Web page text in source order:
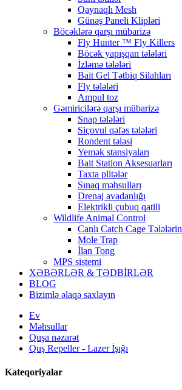
Qaynaqlı Mesh
Günəş Paneli Klipləri
Böcəklərə qarşı mübarizə
Fly Hunter ™ Fly Killers
Böcək yapışqan tələləri
İzləmə tələləri
Bait Gel Tətbiq Silahları
Fly tələləri
Ampul toz
Gəmiricilərə qarşı mübarizə
Snap tələləri
Siçovul qəfəs tələləri
Rondent tələsi
Yemək stansiyaları
Bait Station Aksesuarları
Taxta plitələr
Sınaq məhsulları
Drenaj avadanlığı
Elektrikli çubuq qatili
Wildlife Animal Control
Canlı Catch Cage Tələlərin
Mole Trap
İlan Tong
MPS sistemi
XƏBƏRLƏR & TƏDBİRLƏR
BLOG
Bizimlə əlaqə saxlayın
Ev
Məhsullar
Quşa nəzarət
Quş Repeller - Lazer İşığı
Kateqoriyalar